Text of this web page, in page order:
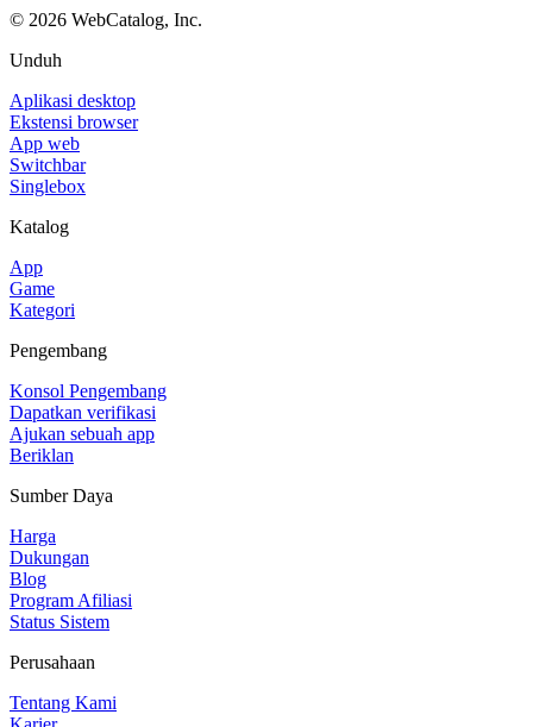
© 2026 WebCatalog, Inc.
Unduh
Aplikasi desktop
Ekstensi browser
App web
Switchbar
Singlebox
Katalog
App
Game
Kategori
Pengembang
Konsol Pengembang
Dapatkan verifikasi
Ajukan sebuah app
Beriklan
Sumber Daya
Harga
Dukungan
Blog
Program Afiliasi
Status Sistem
Perusahaan
Tentang Kami